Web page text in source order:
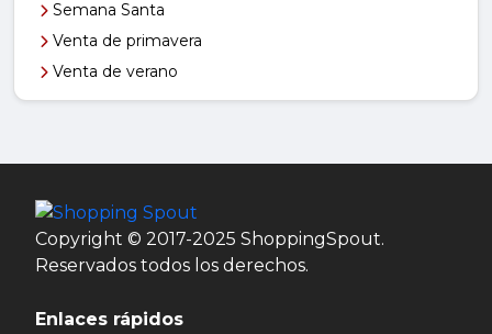
Semana Santa
Venta de primavera
Venta de verano
Copyright © 2017-2025 ShoppingSpout.
Reservados todos los derechos.
Enlaces rápidos